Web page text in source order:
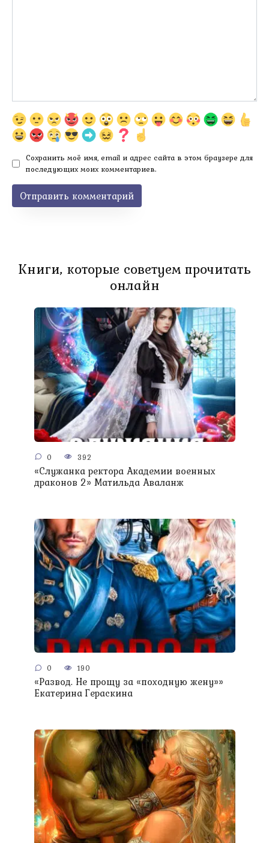
Сохранить моё имя, email и адрес сайта в этом браузере для
последующих моих комментариев.
Книги, которые советуем прочитать
онлайн
0 392
«Служанка ректора Академии военных
драконов 2» Матильда Аваланж
0 190
«Развод. Не прощу за «походную жену»»
Екатерина Гераскина